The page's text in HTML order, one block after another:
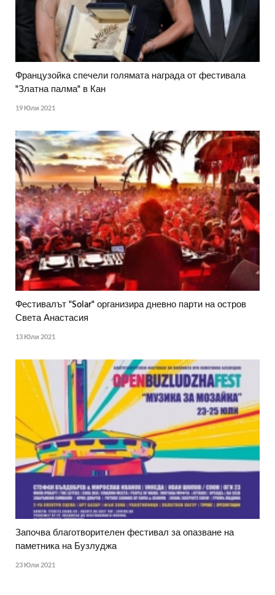
Французойка спечели голямата награда от фестивала
"Златна палма" в Кан
19 Юли 2021
Фестивалът "Solar" организира дневно парти на остров
Света Анастасия
13 Юли 2021
Започва благотворителен фестивал за опазване на
паметника на Бузлуджа
23 Юли 2021